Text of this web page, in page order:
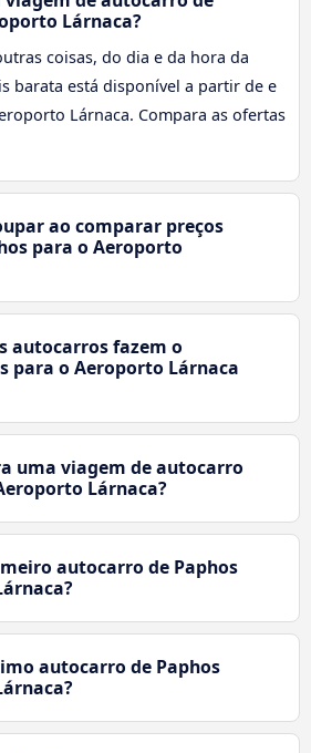
Lárnaca?
coisas, do dia e da hora da
barata está disponível a partir de e
Lárnaca. Compara as ofertas
ao comparar preços
para o Aeroporto
autocarros fazem o
para o Aeroporto Lárnaca
uma viagem de autocarro
Lárnaca?
autocarro de Paphos
autocarro de Paphos